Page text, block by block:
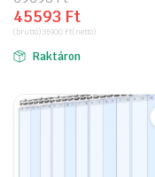
price
was:
69698 Ft.
45593 Ft
price
is:
45593 Ft.
(bruttó)35900 Ft(nettó)
Raktáron